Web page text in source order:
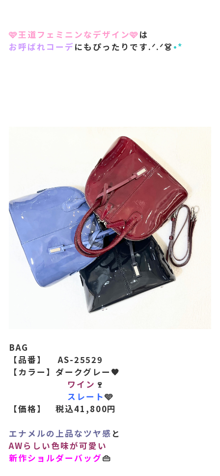
🩷王道フェミニンなデザイン🩷は
お呼ばれコーデ にもぴったりです.ᐟ.ᐟ👗•*
BAG
【品番】 AS-25529
【カラー】ダークグレー🖤
ワイン 🍷
スレート🩵
【価格】 税込41,800円
エナメルの上品なツヤ感 と
AWらしい色味が可愛い
新作ショルダーバッグ👜